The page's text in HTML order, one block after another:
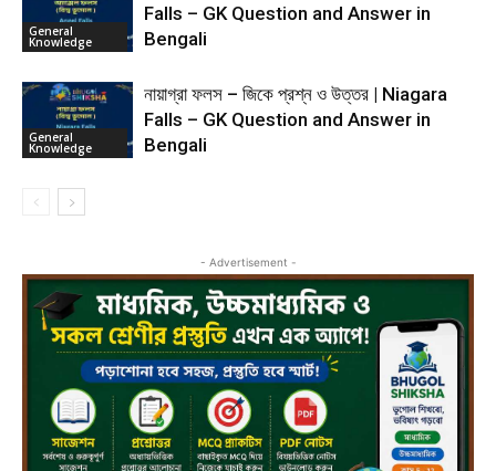
General
Knowledge
Falls – GK Question and Answer in
Bengali
General
Knowledge
নায়াগ্রা ফলস – জিকে প্রশ্ন ও উত্তর | Niagara
Falls – GK Question and Answer in
Bengali
- Advertisement -